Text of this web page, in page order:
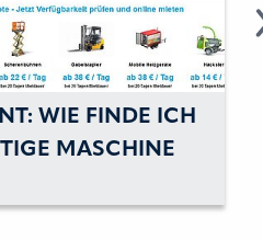
WIE FINDE ICH
MASCHINE
BAUVORHABEN?